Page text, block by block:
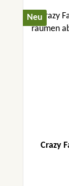
Neu
Crazy